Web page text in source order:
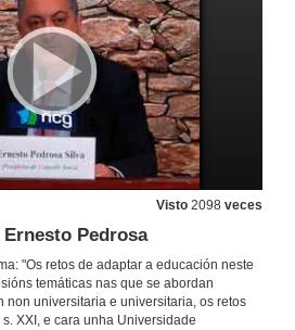
Visto 2098 veces
Ernesto Pedrosa
"Os retos de adaptar a educación neste
temáticas nas que se abordan
non universitaria e universitaria, os retos
XXI, e cara unha Universidade